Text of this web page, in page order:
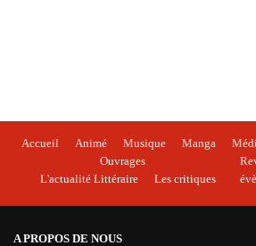
Accueil Animé Musique Manga
Ouvrages
L'actualité Littéraire
Les critiques
A PROPOS DE NOUS